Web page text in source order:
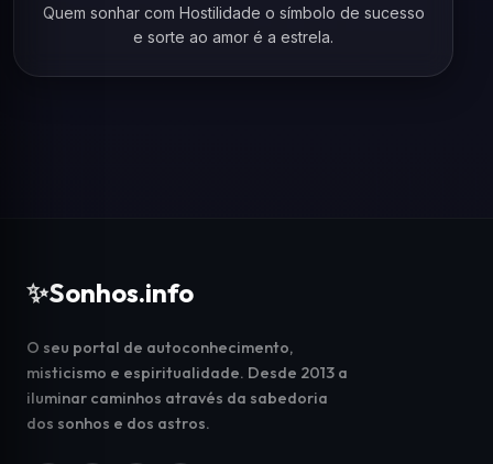
Quem sonhar com Hostilidade o símbolo de sucesso
e sorte ao amor é a estrela.
✨Sonhos.info
O seu portal de autoconhecimento,
misticismo e espiritualidade. Desde 2013 a
iluminar caminhos através da sabedoria
dos sonhos e dos astros.